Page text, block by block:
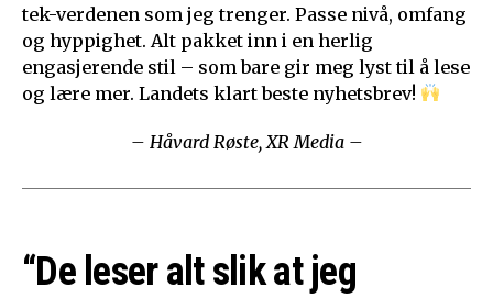
tek-verdenen som jeg trenger. Passe nivå, omfang
og hyppighet. Alt pakket inn i en herlig
engasjerende stil – som bare gir meg lyst til å lese
og lære mer. Landets klart beste nyhetsbrev!
– Håvard Røste, XR Media –
“De leser alt slik at jeg